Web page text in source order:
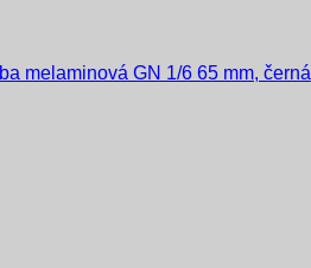
melaminová GN 1/6 65 mm, černá